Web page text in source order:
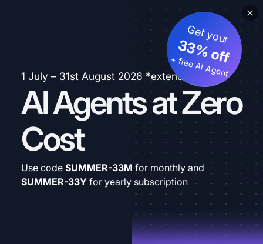
1 July – 31st August 2026 *extended
AI Agents at Zero
Cost
Get your
33% off
+ free AI Agent
Use code SUMMER-33M for monthly and
SUMMER-33Y for yearly subscription